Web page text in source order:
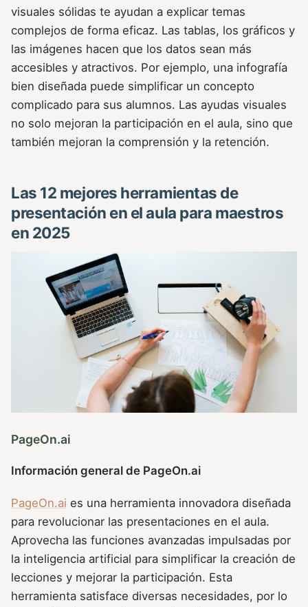
visuales sólidas te ayudan a explicar temas
complejos de forma eficaz. Las tablas, los gráficos y
las imágenes hacen que los datos sean más
accesibles y atractivos. Por ejemplo, una infografía
bien diseñada puede simplificar un concepto
complicado para sus alumnos. Las ayudas visuales
no solo mejoran la participación en el aula, sino que
también mejoran la comprensión y la retención.
Las 12 mejores herramientas de
presentación en el aula para maestros
en 2025
PageOn.ai
Información general de PageOn.ai
PageOn.ai es una herramienta innovadora diseñada
para revolucionar las presentaciones en el aula.
Aprovecha las funciones avanzadas impulsadas por
la inteligencia artificial para simplificar la creación de
lecciones y mejorar la participación. Esta
herramienta satisface diversas necesidades, por lo